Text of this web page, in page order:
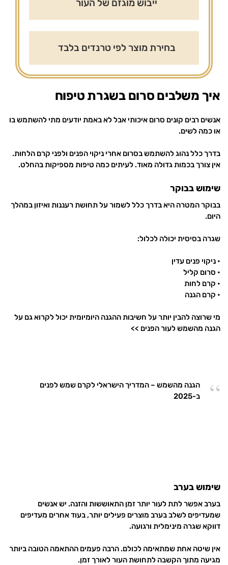
ייבוש מוגזם של העור
בחירת מוצר לפי טרנדים בלבד
איך משלבים סרום בשגרת טיפוח
אנשים רבים קונים סרום איכותי אבל לא באמת יודעים מתי להשתמש בו
או כמה לשים.
בדרך כלל נהוג להשתמש בסרום אחרי ניקוי הפנים ולפני קרם הלחות.
אין צורך בכמות גדולה מאוד. לעיתים כמה טיפות מספיקות בהחלט.
שימוש בבוקר
בבוקר המטרה היא בדרך כלל לשמור על תחושת רעננות ואיזון במהלך
היום.
שגרה בסיסית יכולה לכלול:
• ניקוי פנים עדין
• סרום קליל
• קרם לחות
• קרם הגנה
מי שרוצה להבין יותר על חשיבות ההגנה היומיומית יכול לקרוא גם על
הגנה מהשמש לעור הפנים >>
הגנה מהשמש – המדריך הישראלי לקרם שמש לפנים
ב-2025
שימוש בערב
בערב אפשר לתת לעור יותר זמן התאוששות והזנה. יש אנשים
שמעדיפים לשלב בערב מוצרים פעילים יותר, בעוד אחרים מעדיפים
דווקא שגרה מינימלית ורגועה.
אין שיטה אחת שמתאימה לכולם. הרבה פעמים ההתאמה הטובה ביותר
מגיעה מתוך הקשבה לתחושת העור לאורך זמן.